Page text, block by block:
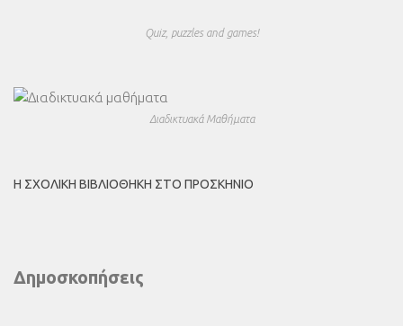
Quiz, puzzles and games!
Διαδικτυακά Μαθήματα
Η ΣΧΟΛΙΚΉ ΒΙΒΛΙΟΘΉΚΗ ΣΤΟ ΠΡΟΣΚΉΝΙΟ
Δημοσκοπήσεις